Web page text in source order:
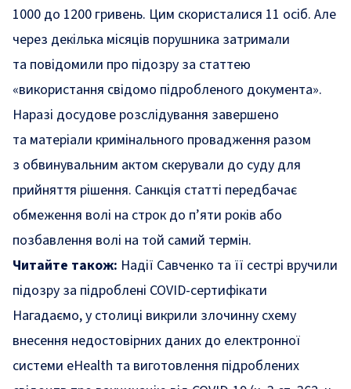
1000 до 1200 гривень. Цим скористалися 11 осіб. Але
через декілька місяців порушника затримали
та повідомили про підозру за статтею
«використання свідомо підробленого документа».
Наразі досудове розслідування завершено
та матеріали кримінального провадження разом
з обвинувальним актом скерували до суду для
прийняття рішення. Санкція статті передбачає
обмеження волі на строк до п’яти років або
позбавлення волі на той самий термін.
Читайте також: Надії Савченко та її сестрі вручили
підозру за підроблені COVID-сертифікати
Нагадаємо,у столиці викрили злочинну схему
внесення недостовірних даних до електронної
системи eHealth та виготовлення підроблених